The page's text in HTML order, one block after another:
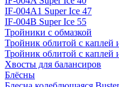
IF-004A1 Super Ice 47
IF-004B Super Ice 55
Тройники с обмазкой
Тройник облитой с каплей
Тройник облитой с каплей
Хвосты для балансиров
Блёсны